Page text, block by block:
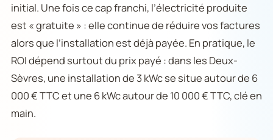
initial. Une fois ce cap franchi, l’électricité produite
est « gratuite » : elle continue de réduire vos factures
alors que l’installation est déjà payée. En pratique, le
ROI dépend surtout du prix payé : dans les Deux-
Sèvres, une installation de 3 kWc se situe autour de 6
000 € TTC et une 6 kWc autour de 10 000 € TTC, clé en
main.